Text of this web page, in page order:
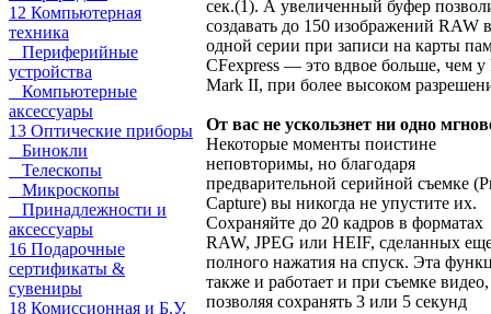
12 Компьютерная
техника
Периферийные
устройства
Компьютерные
аксессуары
13 Оптические приборы
Бинокли
Телескопы
Микроскопы
Принадлежности и
аксессуары
16 Подарочные
сертификаты &
сувениры
18 Комиссионная и Б.У.
сек.(1). А увеличенный буфер
создавать до 150 изображений RAW в
одной серии при записи на карты
CFexpress — это вдвое больше, чем у
Mark II, при более высоком
От вас не ускользнет ни одно
Некоторые моменты поистине
неповторимы, но благодаря
предварительной серийной съемке
Capture) вы никогда не упустите их.
Сохраняйте до 20 кадров в форматах
RAW, JPEG или HEIF, сделанных
полного нажатия на спуск. Эта
также и работает и при съемке видео,
позволяя сохранять 3 или 5 секунд